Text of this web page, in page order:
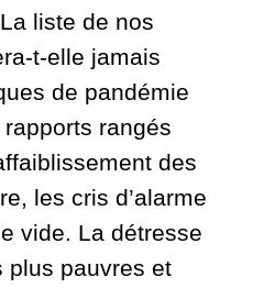
liste de nos
t-elle jamais
de pandémie
rangés
des
les cris d’alarme
vide. La détresse
plus pauvres et